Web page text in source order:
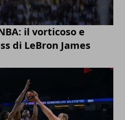
il vorticoso e
di LeBron James